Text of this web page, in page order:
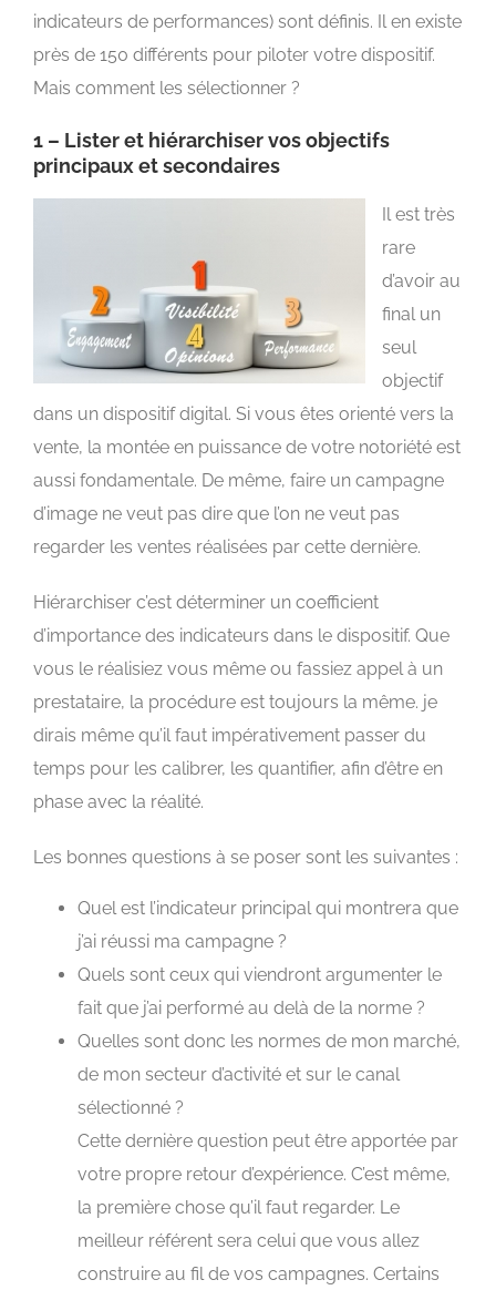
indicateurs de performances) sont définis. Il en existe
près de 150 différents pour piloter votre dispositif.
Mais comment les sélectionner ?
1 – Lister et hiérarchiser vos objectifs
principaux et secondaires
Il est très
rare
d’avoir au
final un
seul
objectif
dans un dispositif digital. Si vous êtes orienté vers la
vente, la montée en puissance de votre notoriété est
aussi fondamentale. De même, faire un campagne
d’image ne veut pas dire que l’on ne veut pas
regarder les ventes réalisées par cette dernière.
Hiérarchiser c’est déterminer un coefficient
d’importance des indicateurs dans le dispositif. Que
vous le réalisiez vous même ou fassiez appel à un
prestataire, la procédure est toujours la même. je
dirais même qu’il faut impérativement passer du
temps pour les calibrer, les quantifier, afin d’être en
phase avec la réalité.
Les bonnes questions à se poser sont les suivantes :
Quel est l’indicateur principal qui montrera que
j’ai réussi ma campagne ?
Quels sont ceux qui viendront argumenter le
fait que j’ai performé au delà de la norme ?
Quelles sont donc les normes de mon marché,
de mon secteur d’activité et sur le canal
sélectionné ?
Cette dernière question peut être apportée par
votre propre retour d’expérience. C’est même,
la première chose qu’il faut regarder. Le
meilleur référent sera celui que vous allez
construire au fil de vos campagnes. Certains